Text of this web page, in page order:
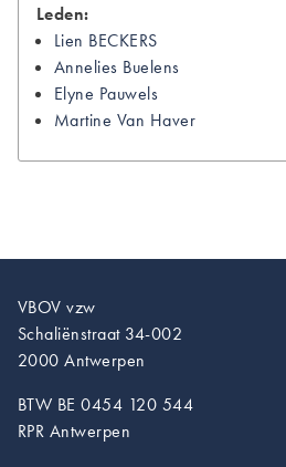
Leden:
Lien BECKERS
Annelies Buelens
Elyne Pauwels
Martine Van Haver
VBOV vzw
Schaliënstraat 34-002
2000 Antwerpen
BTW BE 0454 120 544
RPR Antwerpen